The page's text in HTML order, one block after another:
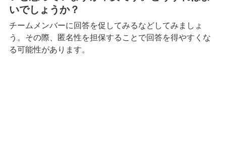
いでしょうか？
チームメンバーに回答を促してみるなどしてみましょ
う。その際、匿名性を担保することで回答を得やすくな
る可能性があります。